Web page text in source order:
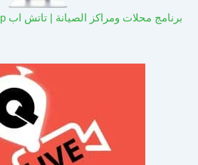
برنامج محلات ومراكز الصيانة | تاتش اب TouchUp